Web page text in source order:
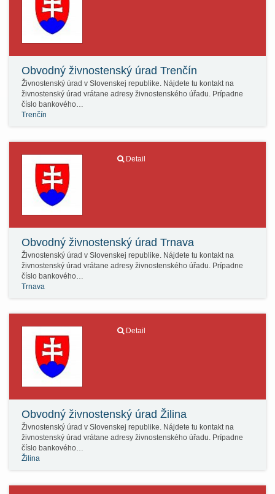
Obvodný živnostenský úrad Trenčín
Živnostenský úrad v Slovenskej republike. Nájdete tu kontakt na
živnostenský úrad vrátane adresy živnostenského úřadu. Prípadne
číslo bankového…
Trenčín
Detail
Obvodný živnostenský úrad Trnava
Živnostenský úrad v Slovenskej republike. Nájdete tu kontakt na
živnostenský úrad vrátane adresy živnostenského úřadu. Prípadne
číslo bankového…
Trnava
Detail
Obvodný živnostenský úrad Žilina
Živnostenský úrad v Slovenskej republike. Nájdete tu kontakt na
živnostenský úrad vrátane adresy živnostenského úřadu. Prípadne
číslo bankového…
Žilina